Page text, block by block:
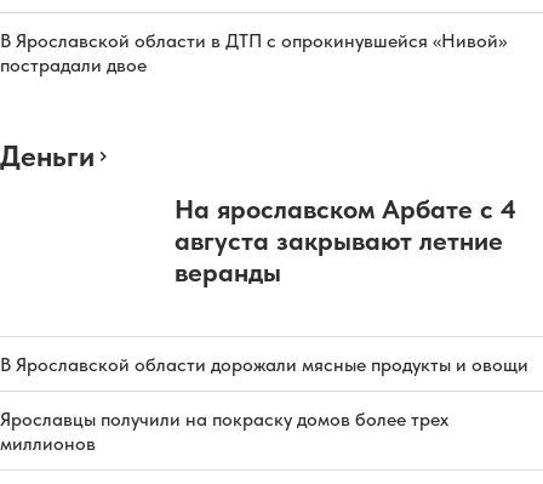
В Ярославской области в ДТП с опрокинувшейся «Нивой»
пострадали двое
Деньги
На ярославском Арбате с 4
августа закрывают летние
веранды
В Ярославской области дорожали мясные продукты и овощи
Ярославцы получили на покраску домов более трех
миллионов